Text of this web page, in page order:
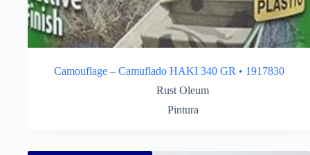
Camouflage – Camuflado HAKI 340 GR • 1917830
Rust Oleum
Pintura